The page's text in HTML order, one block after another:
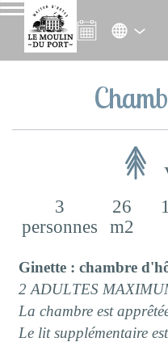
3
personnes
26
m2
Ginette : chambre
2 ADULTES
La chambre est
Le lit supplémentaire